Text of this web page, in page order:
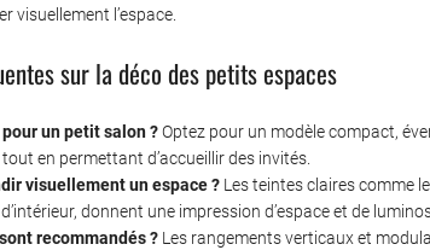
visuellement l’espace.
sur la déco des petits espaces
un petit salon ?Optez pour un modèle compact,
en permettant d’accueillir des invités.
visuellement un espace ? Les teintes claires comme
donnent une impression d’espace et de
recommandés ? Les rangements verticaux et